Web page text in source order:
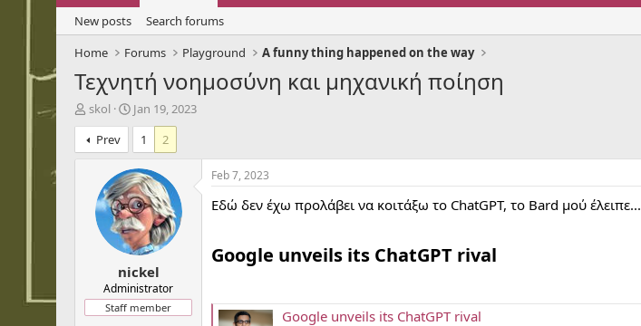
New posts
Search forums
Home
Forums Playground A funny thing happened on the way
Τεχνητή νοημοσύνη και μηχανική ποίηση
T
h
r
e
r
skol
S
t
r
t
d
a
t
e
Jan 19, 2023
Prev
1 2
nickel
Administrator
Staff member
Feb 7, 2023
Εδώ δεν έχω προλάβει να κοιτάξω το ChatGPT, το Bard μού έλειπε...
Google unveils its ChatGPT rival​
Google unveils its ChatGPT rival